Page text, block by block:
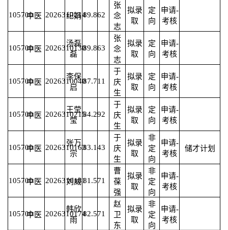
105700中医 2026310214
纪娟 89.862
张
念
志
拟录
取
定
向
申请-
考核
105700中医 2026310130
汤磊
磊
89.863
张
念
志
拟录
取
定
向
申请-
考核
105700中医 2026310040
李保
启
87.71 1
于
庆
生
拟录
取
定
向
申请-
考核
105700中医 2026310215
王莹
莹
84.292
于
庆
生
拟录
取
定
向
申请-
考核
105700中医 2026310163
张万
宗
83.143
于
庆
生
拟录
取
非
定
向
申请-
考核
储才计划
105700中医 2026310181
刘威 81.571
曹
葆
强
拟录
取
非
定
向
申请-
考核
105700中医 2026310174
韩欣
雨
82.571
赵
卫
东
拟录
取
非
定
向
申请-
考核